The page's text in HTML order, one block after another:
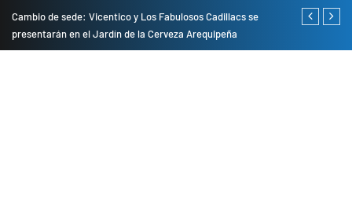
Cambio de sede: Vicentico y Los Fabulosos Cadillacs se
presentarán en el Jardín de la Cerveza Arequipeña
Empresas